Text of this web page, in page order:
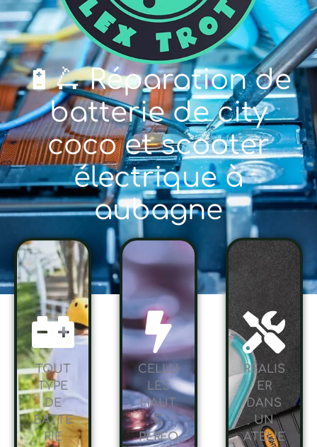
🔋🛴 Réparation de
batterie de city
coco et scooter
électrique à
aubagne
TOUT
TYPE
DE
BATTE
RIE
CELLU
LES
HAUT
E
PERFO
RÉALIS
ER
DANS
UN
ATELIE